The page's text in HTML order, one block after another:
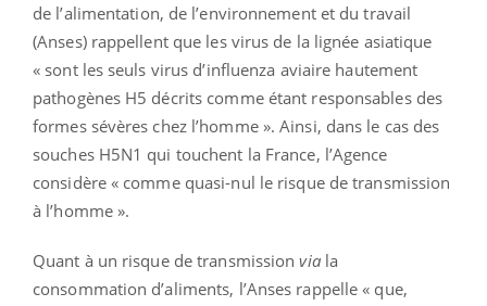
de l’alimentation, de l’environnement et du travail
(Anses) rappellent que les virus de la lignée asiatique
« sont les seuls virus d’influenza aviaire hautement
pathogènes H5 décrits comme étant responsables des
formes sévères chez l’homme ». Ainsi, dans le cas des
souches H5N1 qui touchent la France, l’Agence
considère « comme quasi-nul le risque de transmission
à l’homme ».
Quant à un risque de transmissionviala
consommation d’aliments, l’Anses rappelle « que,